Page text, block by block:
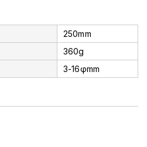
250mm
360g
3-16φmm